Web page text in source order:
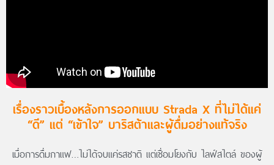
เรื่องราวเบื้องหลังการออกแบบ Strada X ที่ไม่ได้แค่
“ดี” แต่ “เข้าใจ” บาริสต้าและผู้ดื่มอย่างแท้จริง
เมื่อการดื่มกาแฟ…ไม่ได้จบแค่รสชาติ แต่เชื่อมโยงกับ ไลฟ์สไตล์ ของผู้